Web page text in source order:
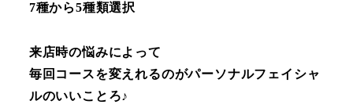
7種から5種類選択
来店時の悩みによって
毎回コースを変えれるのがパーソナルフェイシャ
ルのいいことろ♪